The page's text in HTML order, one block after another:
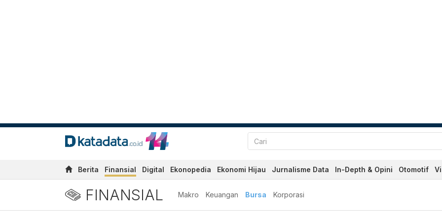
Berita Finansial Digital Ekonopedia Ekonomi Hijau Jurnalisme Data In-Depth & Opini Otomotif
FINANSIAL Makro Keuangan Bursa Korporasi